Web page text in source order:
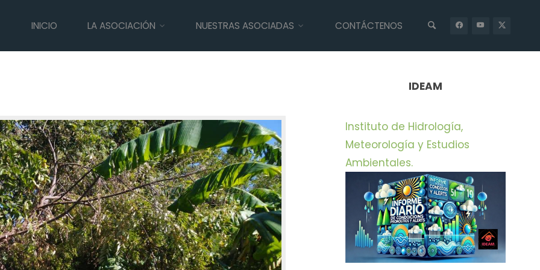
INICIO LA ASOCIACIÓN NUESTRAS ASOCIADAS CONTÁCTENOS
ECOLÓGICO POST HURACÁN
IDEAM
Instituto de Hidrología,
Meteorología y Estudios
Ambientales.